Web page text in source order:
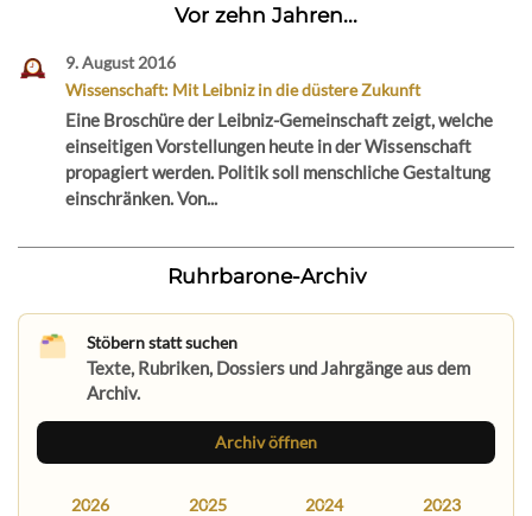
Vor zehn Jahren...
9. August 2016
Wissenschaft: Mit Leibniz in die düstere Zukunft
Eine Broschüre der Leibniz-Gemeinschaft zeigt, welche
einseitigen Vorstellungen heute in der Wissenschaft
propagiert werden. Politik soll menschliche Gestaltung
einschränken. Von...
Ruhrbarone-Archiv
Stöbern statt suchen
Texte, Rubriken, Dossiers und Jahrgänge aus dem
Archiv.
Archiv öffnen
2026 2025 2024 2023